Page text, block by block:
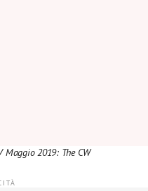
Maggio 2019: The CW